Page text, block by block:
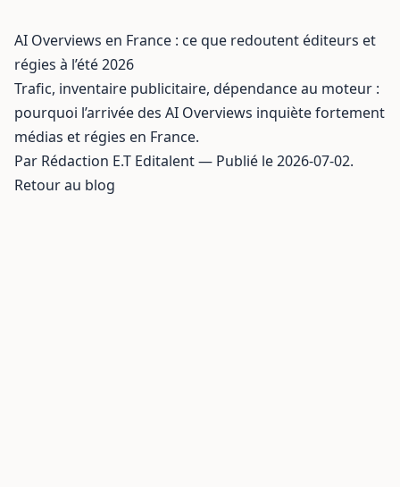
AI Overviews en France : ce que redoutent éditeurs et
régies à l’été 2026
Trafic, inventaire publicitaire, dépendance au moteur :
pourquoi l’arrivée des AI Overviews inquiète fortement
médias et régies en France.
Par Rédaction E.T Editalent — Publié le 2026-07-02.
Retour au blog